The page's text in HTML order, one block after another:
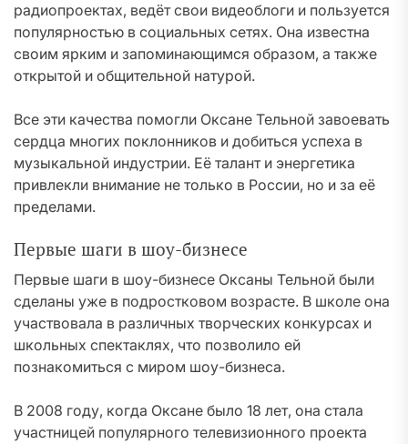
радиопроектах, ведёт свои видеоблоги и пользуется
популярностью в социальных сетях. Она известна
своим ярким и запоминающимся образом, а также
открытой и общительной натурой.
Все эти качества помогли Оксане Тельной завоевать
сердца многих поклонников и добиться успеха в
музыкальной индустрии. Её талант и энергетика
привлекли внимание не только в России, но и за её
пределами.
Первые шаги в шоу-бизнесе
Первые шаги в шоу-бизнесе Оксаны Тельной были
сделаны уже в подростковом возрасте. В школе она
участвовала в различных творческих конкурсах и
школьных спектаклях, что позволило ей
познакомиться с миром шоу-бизнеса.
В 2008 году, когда Оксане было 18 лет, она стала
участницей популярного телевизионного проекта